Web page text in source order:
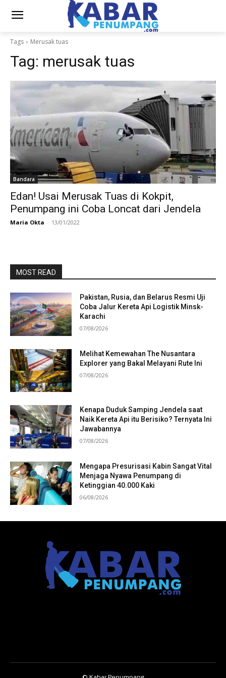
Tags Merusak tuas
Tag: merusak tuas
Bandara
Edan! Usai Merusak Tuas di Kokpit,
Penumpang ini Coba Loncat dari Jendela
Maria Okta - 13/01/2022
MOST READ
Pakistan, Rusia, dan Belarus Resmi Uji
Coba Jalur Kereta Api Logistik Minsk-
Karachi
07/08/2026
Melihat Kemewahan The Nusantara
Explorer yang Bakal Melayani Rute Ini
07/08/2026
Kenapa Duduk Samping Jendela saat
Naik Kereta Api itu Berisiko? Ternyata Ini
Jawabannya
07/08/2026
Mengapa Presurisasi Kabin Sangat Vital
Menjaga Nyawa Penumpang di
Ketinggian 40.000 Kaki
06/08/2026